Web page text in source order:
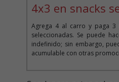
4x3 en snacks
Agrega 4 al carro y paga 3
seleccionadas. Se puede
indefinido; sin embargo,
acumulable con otras